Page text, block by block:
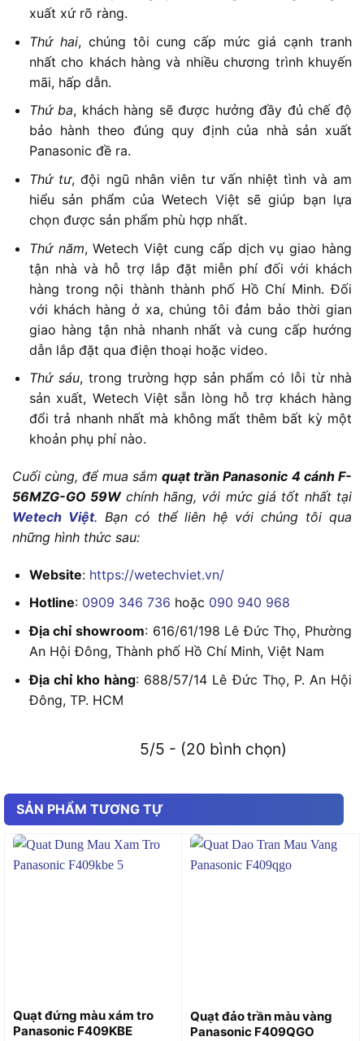
xuất xứ rõ ràng.
Thứ hai, chúng tôi cung cấp mức giá cạnh tranh
nhất cho khách hàng và nhiều chương trình khuyến
mãi, hấp dẫn.
Thứ ba, khách hàng sẽ được hưởng đầy đủ chế độ
bảo hành theo đúng quy định của nhà sản xuất
Panasonic đề ra.
Thứ tư, đội ngũ nhân viên tư vấn nhiệt tình và am
hiểu sản phẩm của Wetech Việt sẽ giúp bạn lựa
chọn được sản phẩm phù hợp nhất.
Thứ năm, Wetech Việt cung cấp dịch vụ giao hàng
tận nhà và hỗ trợ lắp đặt miễn phí đối với khách
hàng trong nội thành thành phố Hồ Chí Minh. Đối
với khách hàng ở xa, chúng tôi đảm bảo thời gian
giao hàng tận nhà nhanh nhất và cung cấp hướng
dẫn lắp đặt qua điện thoại hoặc video.
Thứ sáu, trong trường hợp sản phẩm có lỗi từ nhà
sản xuất, Wetech Việt sẵn lòng hỗ trợ khách hàng
đổi trả nhanh nhất mà không mất thêm bất kỳ một
khoản phụ phí nào.
Cuối cùng, để mua sắm quạt trần Panasonic 4 cánh F-
56MZG-GO 59W chính hãng, với mức giá tốt nhất tại
Wetech Việt. Bạn có thể liên hệ với chúng tôi qua
những hình thức sau:
Website: https://wetechviet.vn/
Hotline: 0909 346 736 hoặc 090 940 968
Địa chỉ showroom: 616/61/198 Lê Đức Thọ, Phường
An Hội Đông, Thành phố Hồ Chí Minh, Việt Nam
Địa chỉ kho hàng: 688/57/14 Lê Đức Thọ, P. An Hội
Đông, TP. HCM
5/5 - (20 bình chọn)
SẢN PHẨM TƯƠNG TỰ
Quạt đứng màu xám tro
Panasonic F409KBE
Quạt đảo trần màu vàng
Panasonic F409QGO